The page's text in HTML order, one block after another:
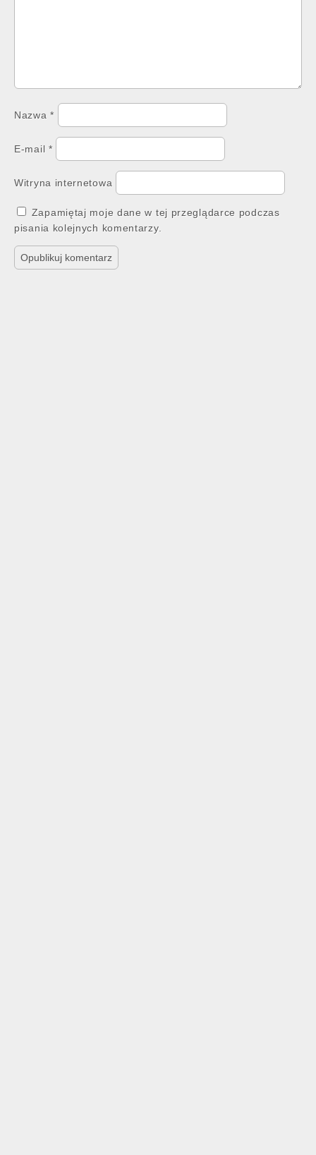
Nazwa*
E-mail *
Witryna internetowa
Zapamiętaj moje dane w tej przeglądarce podczas
pisania kolejnych komentarzy.